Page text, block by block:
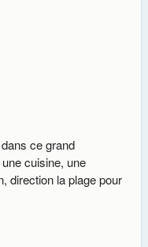
ce grand
cuisine, une
direction la plage pour